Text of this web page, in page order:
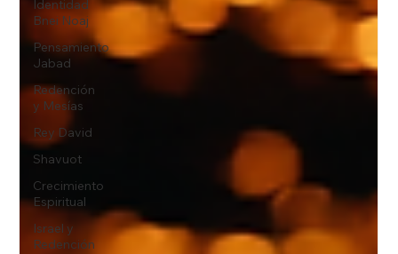
Identidad
Bnei Noaj
Pensamiento
Jabad
Redención
y Mesías
Rey David
Shavuot
Crecimiento
Espiritual
Israel y
Redención